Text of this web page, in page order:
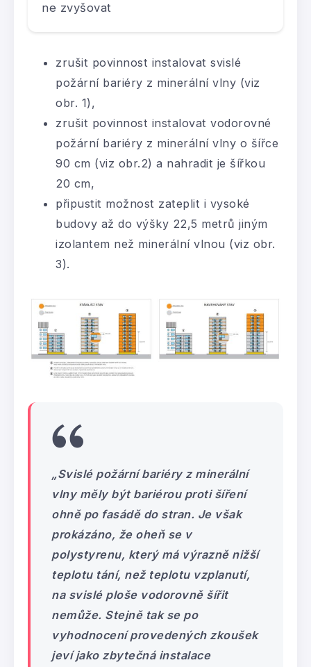
ne zvyšovat
zrušit povinnost instalovat svislé
požární bariéry z minerální vlny (viz
obr. 1),
zrušit povinnost instalovat vodorovné
požární bariéry z minerální vlny o šířce
90 cm (viz obr.2) a nahradit je šířkou
20 cm,
připustit možnost zateplit i vysoké
budovy až do výšky 22,5 metrů jiným
izolantem než minerální vlnou (viz obr.
3).
„Svislé požární bariéry z minerální
vlny měly být bariérou proti šíření
ohně po fasádě do stran. Je však
prokázáno, že oheň se v
polystyrenu, který má výrazně nižší
teplotu tání, než teplotu vzplanutí,
na svislé ploše vodorovně šířit
nemůže. Stejně tak se po
vyhodnocení provedených zkoušek
jeví jako zbytečná instalace